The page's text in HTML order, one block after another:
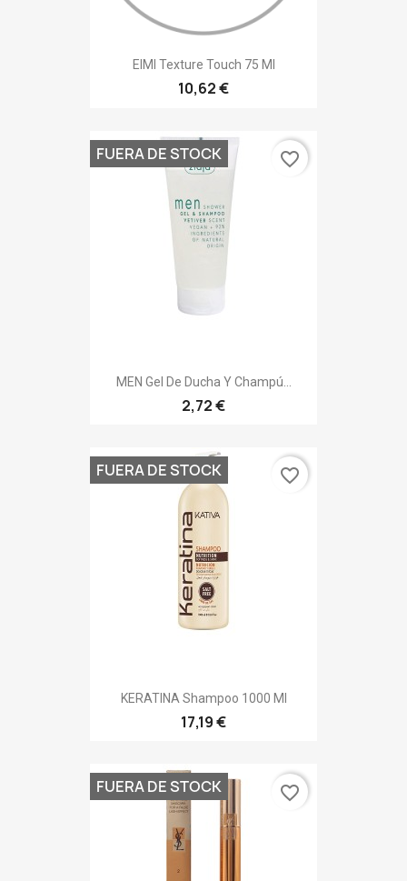
EIMI Texture Touch 75 Ml
10,62 €
MEN Gel De Ducha Y Champú...
2,72 €
FUERA DE STOCK favorite_border
KERATINA Shampoo 1000 Ml
17,19 €
FUERA DE STOCK favorite_border
FUERA DE STOCK favorite_border